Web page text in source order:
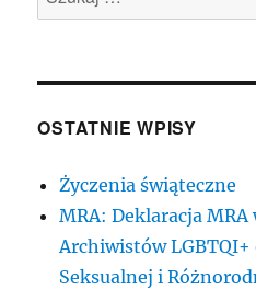
OSTATNIE WPISY
Życzenia świąteczne
MRA: Deklaracja
Archiwistów
Seksualnej i